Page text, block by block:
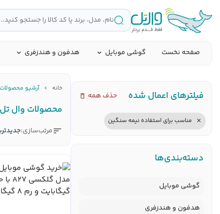
صفحه نخست گوشی موبایل هدفون و هندزفری
فیلتر‌های اعمال شده حذف همه
مناسب برای استفاده نیمه سنگین
دسته‌بندی‌ها
گوشی موبایل
هدفون و هندزفری
خانه آرشیو محصولات
محصولات وال تل
مرتب‌سازی: